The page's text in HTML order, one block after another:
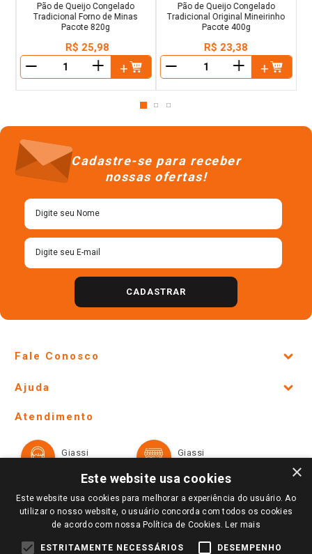
Pão de Queijo Congelado
Tradicional Forno de Minas
Pacote 820g
R$ 25,98
＋
Pão de Queijo Congelado
Tradicional Original Mineirinho
Pacote 400g
R$ 23,38
＋
Cadastre-se para receber
nossas ofertas!
CADASTRAR
Fale Conosco
Lojas Físicas e Horários
Ofertas
Televendas
Notícias
Perguntas frequentes
Identidade Visual
Ajuda
Formas de Pagamento
Trocas e Devoluções
Atendimento
Giassi
Giassi
Redes Sociais
×
Este website usa cookies
Este website usa cookies para melhorar a experiência do usuário. Ao
utilizar o nosso website, o usuário concorda com todos os cookies
de acordo com nossa Política de Cookies. Ler mais
ESTRITAMENTE NECESSÁRIOS DESEMPENHO